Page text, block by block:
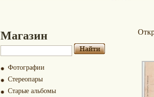
Магазин
Фотографии
Стереопары
Старые альбомы